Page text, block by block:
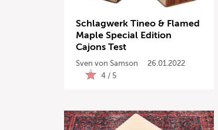
Schlagwerk Tineo & Flamed
Maple Special Edition
Cajons Test
Sven von Samson
26.01.2022
4 / 5